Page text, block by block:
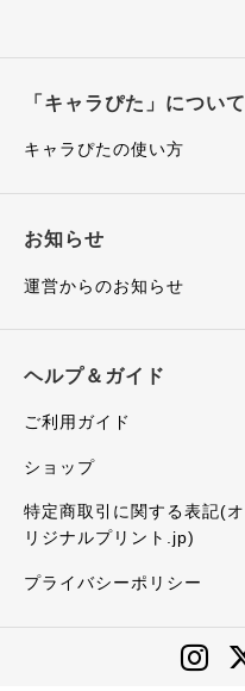
「キャラぴた」について
キャラぴたの使い方
お知らせ
運営からのお知らせ
ヘルプ＆ガイド
ご利用ガイド
ショップ
特定商取引に関する表記(オ
リジナルプリント.jp)
プライバシーポリシー